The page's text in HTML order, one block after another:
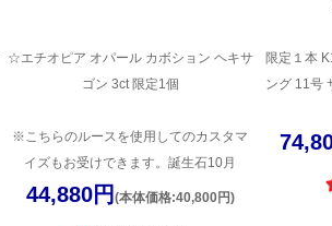
☆エチオピア オパール カボション ヘキサ
ゴン 3ct 限定1個
※こちらのルースを使用してのカスタマ
イズもお受けできます。誕生石10月
44,880円 (本体価格:40,800円)
限定１本
ング 11号